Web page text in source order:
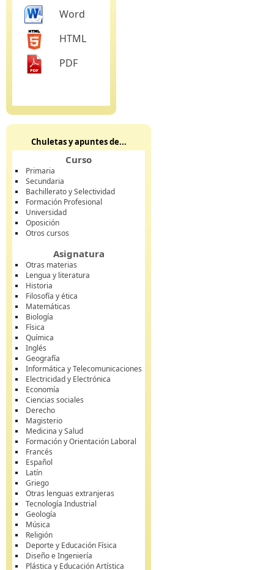
Word
HTML
PDF
Chuletas y apuntes de...
Curso
Primaria
Secundaria
Bachillerato y Selectividad
Formación Profesional
Universidad
Oposición
Otros cursos
Asignatura
Otras materias
Lengua y literatura
Historia
Filosofía y ética
Matemáticas
Biología
Física
Química
Inglés
Geografía
Informática y Telecomunicaciones
Electricidad y Electrónica
Economía
Ciencias sociales
Derecho
Magisterio
Medicina y Salud
Formación y Orientación Laboral
Francés
Español
Latín
Griego
Otras lenguas extranjeras
Tecnología Industrial
Geología
Música
Religión
Deporte y Educación Física
Diseño e Ingeniería
Plástica y Educación Artística